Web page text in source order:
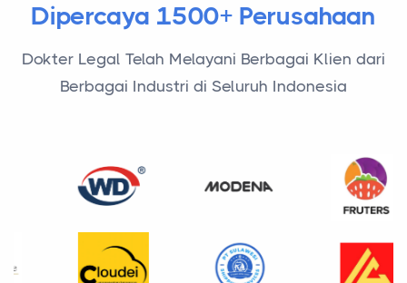
Dipercaya 1500+ Perusahaan
Dokter Legal Telah Melayani Berbagai Klien dari
Berbagai Industri di Seluruh Indonesia